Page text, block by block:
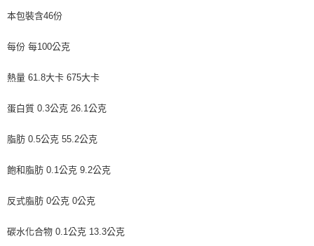
本包裝含46份
每份 每100公克
熱量 61.8大卡 675大卡
蛋白質 0.3公克 26.1公克
脂肪 0.5公克 55.2公克
飽和脂肪 0.1公克 9.2公克
反式脂肪 0公克 0公克
碳水化合物 0.1公克 13.3公克